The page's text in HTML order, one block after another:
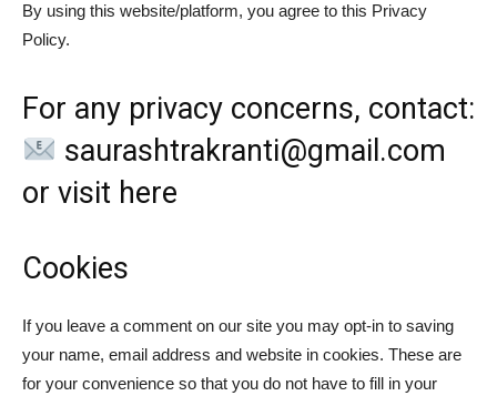
By using this website/platform, you agree to this Privacy
Policy.
For any privacy concerns, contact:
saurashtrakranti@gmail.com
or visit here
Cookies
If you leave a comment on our site you may opt-in to saving
your name, email address and website in cookies. These are
for your convenience so that you do not have to fill in your